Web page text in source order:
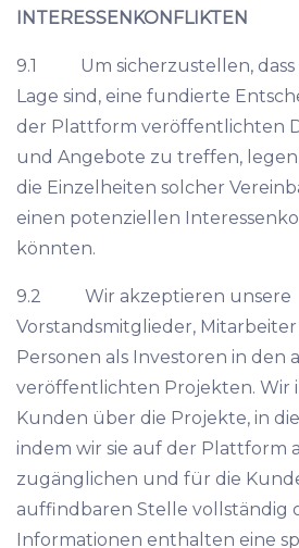
INTERESSENKONFLIKTEN
9.1 Um sicherzustellen, dass
Lage sind, eine fundierte
der Plattform veröffentlichten
und Angebote zu treffen,
die Einzelheiten solcher
einen potenziellen
könnten.
9.2 Wir akzeptieren unsere
Vorstandsmitglieder,
Personen als Investoren in den
veröffentlichten Projekten. Wir
Kunden über die Projekte, in
indem wir sie auf der Plattform
zugänglichen und für die
auffindbaren Stelle vollständig
Informationen enthalten eine